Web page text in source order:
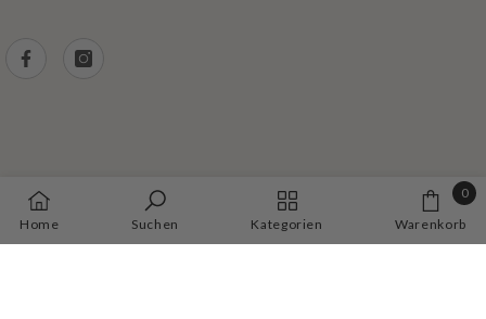
Zahlung| Datenschutz Impressum
Home Suchen Kategorien Warenkorb
0